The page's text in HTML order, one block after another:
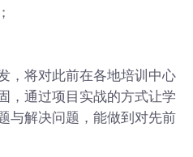
，将对此前在各地培训中心
，通过项目实战的方式让学
与解决问题，能做到对先前